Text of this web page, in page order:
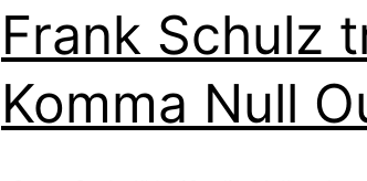
Frank Schulz
Komma Null